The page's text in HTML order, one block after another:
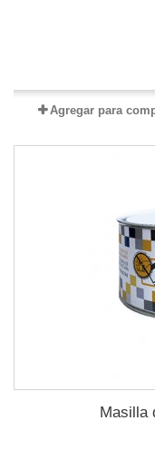
Agregar para
Masilla